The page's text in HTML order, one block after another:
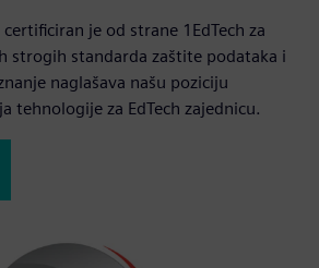
je od strane 1EdTech za
strogih standarda zaštite podataka i
naglašava našu poziciju
tehnologije za EdTech zajednicu.